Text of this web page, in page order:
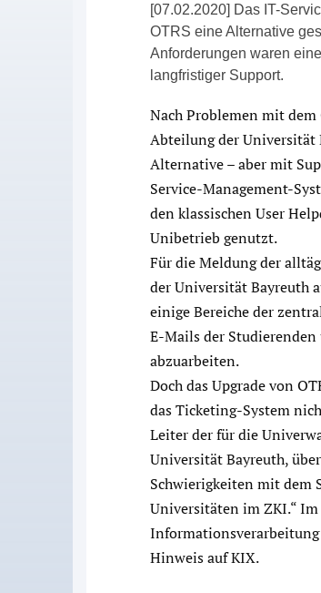
[07.02.2020] Das IT-
OTRS eine Alternative
Anforderungen waren
langfristiger Support.
Nach Problemen mit dem
Abteilung der Universität
Alternative – aber mit
Service-Management-
den klassischen User
Unibetrieb genutzt.
Für die Meldung der
der Universität Bayreuth
einige Bereiche der
E-Mails der
abzuarbeiten.
Doch das Upgrade von
das Ticketing-System
Leiter der für die
Universität Bayreuth,
Schwierigkeiten mit dem
Universitäten im ZKI.“
Informationsverarbeitung
Hinweis auf KIX.